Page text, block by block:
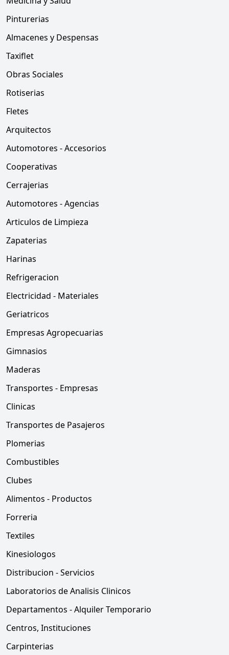
Pinturerias
Almacenes y Despensas
Taxiflet
Obras Sociales
Rotiserias
Fletes
Arquitectos
Automotores - Accesorios
Cooperativas
Cerrajerias
Automotores - Agencias
Articulos de Limpieza
Zapaterias
Harinas
Refrigeracion
Electricidad - Materiales
Geriatricos
Empresas Agropecuarias
Gimnasios
Maderas
Transportes - Empresas
Clinicas
Transportes de Pasajeros
Plomerias
Combustibles
Clubes
Alimentos - Productos
Forreria
Textiles
Kinesiologos
Distribucion - Servicios
Laboratorios de Analisis Clinicos
Departamentos - Alquiler Temporario
Centros, Instituciones
Carpinterias